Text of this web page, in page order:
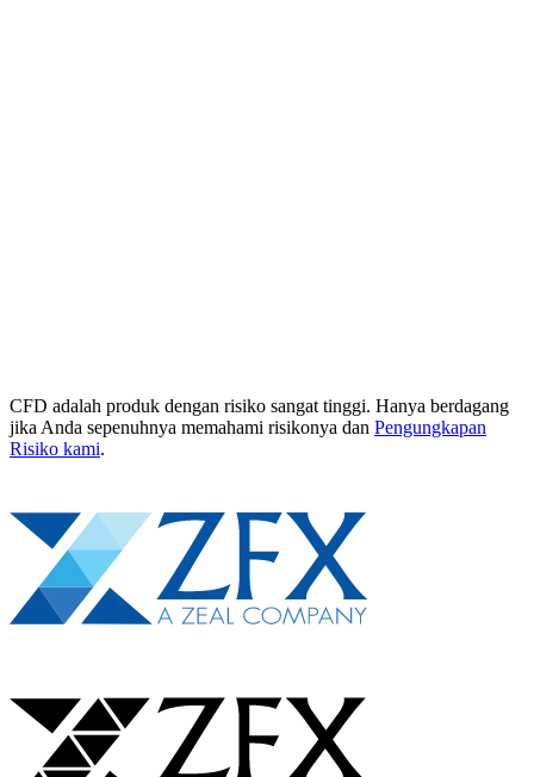
CFD adalah produk dengan risiko sangat tinggi. Hanya berdagang
jika Anda sepenuhnya memahami risikonya dan Pengungkapan
Risiko kami.